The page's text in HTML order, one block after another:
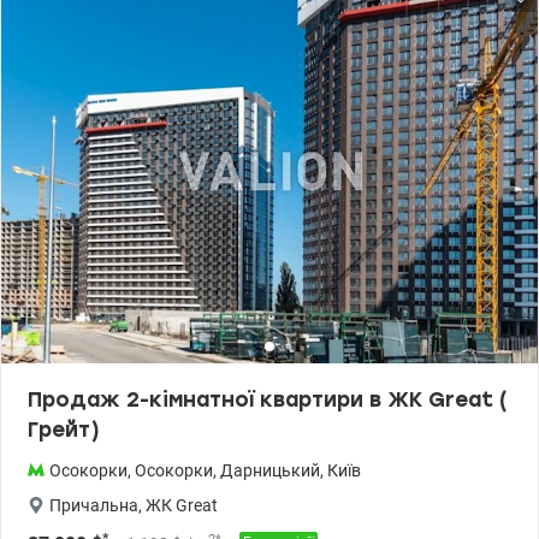
Продаж 2-кімнатної квартири в ЖК Great (
Грейт)
Осокорки, Осокорки, Дарницький, Київ
Причальна, ЖК Great